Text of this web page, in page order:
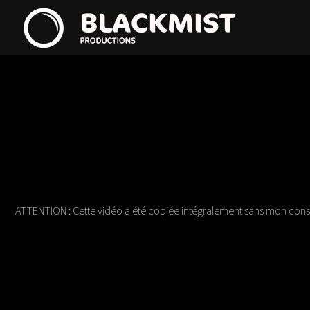
ATTENTION : Cette vidéo a été copiée intégralement sans mon